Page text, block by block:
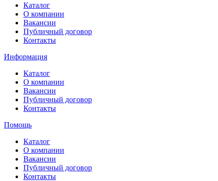
Каталог
О компании
Вакансии
Публичный договор
Контакты
Информация
Каталог
О компании
Вакансии
Публичный договор
Контакты
Помощь
Каталог
О компании
Вакансии
Публичный договор
Контакты